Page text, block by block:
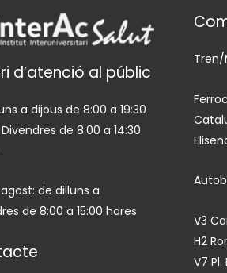
d’atenció al públic
a dijous de 8:00 a 19:30
de 8:00 a 14:30
de dilluns a
de 8:00 a 15:00 hores
Tren/
V3
H2
V7 Pl.